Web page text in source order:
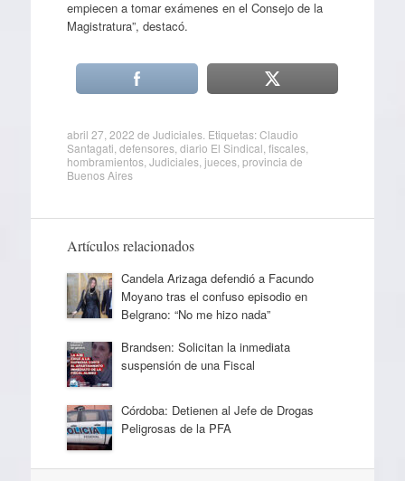
empiecen a tomar exámenes en el Consejo de la
Magistratura”, destacó.
abril 27, 2022 de Judiciales. Etiquetas:Claudio
Santagati defensores, diario El Sindical fiscales,
hombramientos, Judiciales, jueces, provincia de
Buenos Aires
Artículos relacionados
Candela Arizaga defendió a Facundo
Moyano tras el confuso episodio en
Belgrano: “No me hizo nada”
Brandsen: Solicitan la inmediata
suspensión de una Fiscal
Córdoba: Detienen al Jefe de Drogas
Peligrosas de la PFA